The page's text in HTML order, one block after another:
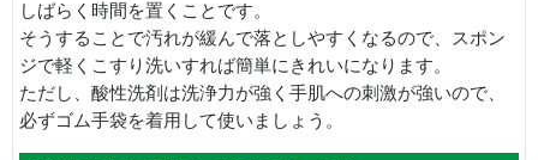
しばらく時間を置くことです。
そうすることで汚れが緩んで落としやすくなるので、スポン
ジで軽くこすり洗いすれば簡単にきれいになります。
ただし、酸性洗剤は洗浄力が強く手肌への刺激が強いので、
必ずゴム手袋を着用して使いましょう。